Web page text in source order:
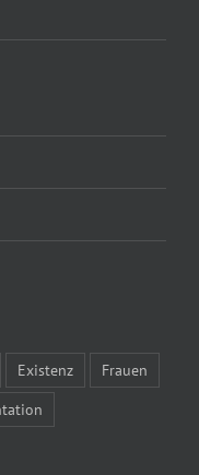
Existenz
Frauen